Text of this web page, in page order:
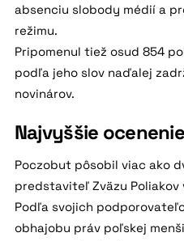
absenciu slobody médií a
režimu.
Pripomenul tiež osud 854
podľa jeho slov naďalej
novinárov.
Najvyššie ocenenie
Poczobut pôsobil viac ako
predstaviteľ Zväzu Poliakov
Podľa svojich
obhajobu práv poľskej